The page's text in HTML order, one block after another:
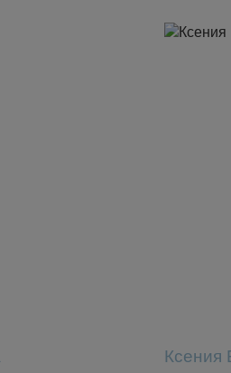
Ксения